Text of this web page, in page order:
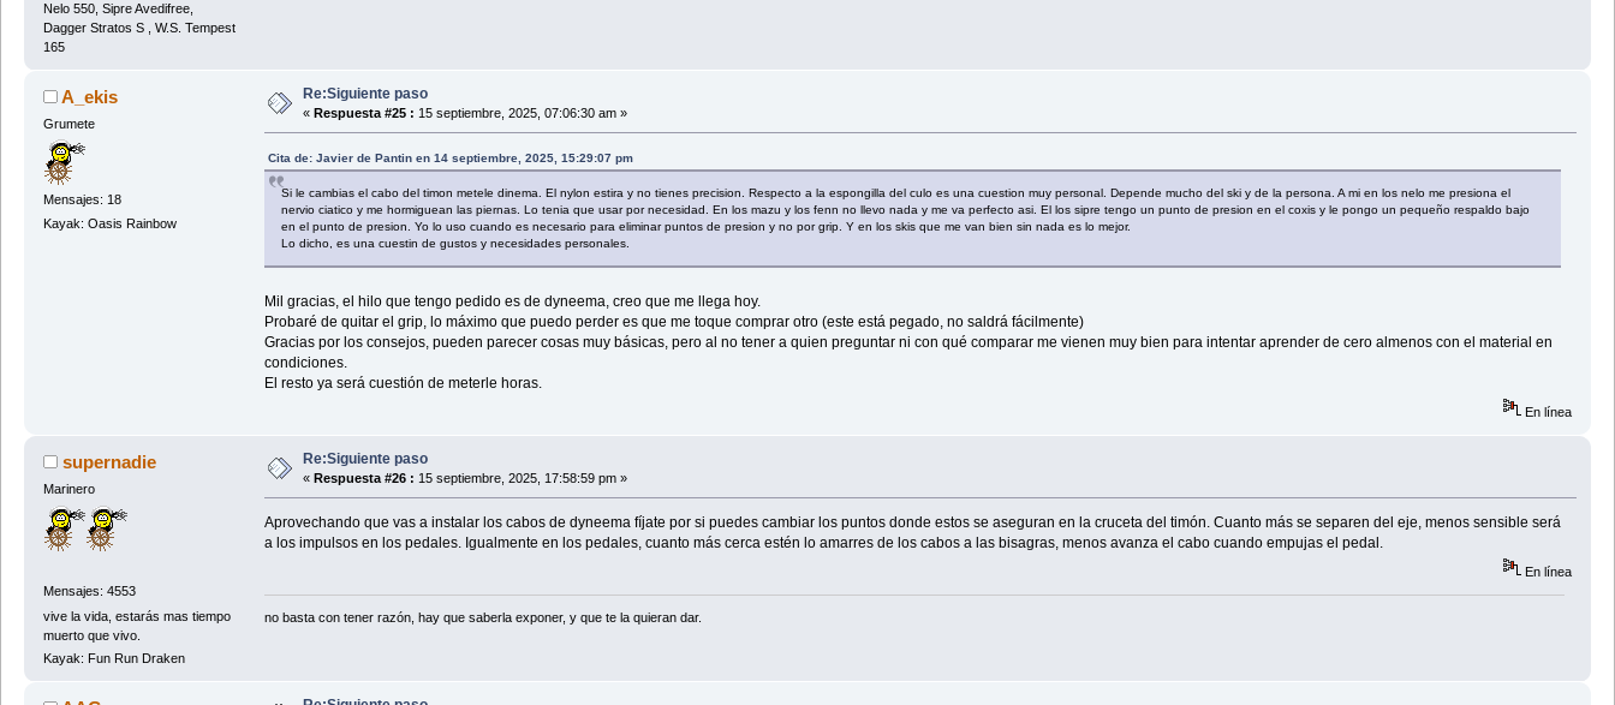
Nelo 550, Sipre Avedifree,
Dagger Stratos S , W.S. Tempest
165
A_ekis
Grumete
Mensajes: 18
Kayak: Oasis Rainbow
Re:Siguiente paso
« Respuesta #25 : 15 septiembre, 2025, 07:06:30 am »
Cita de: Javier de Pantin en 14 septiembre, 2025, 15:29:07 pm
Si le cambias el cabo del timon metele dinema. El nylon estira y no tienes precision. Respecto a la espongilla del culo es una cuestion muy personal. Depende mucho del ski y de la persona. A mi en los nelo me presiona el
nervio ciatico y me hormiguean las piernas. Lo tenia que usar por necesidad. En los mazu y los fenn no llevo nada y me va perfecto asi. El los sipre tengo un punto de presion en el coxis y le pongo un pequeño respaldo bajo
en el punto de presion. Yo lo uso cuando es necesario para eliminar puntos de presion y no por grip. Y en los skis que me van bien sin nada es lo mejor.
Lo dicho, es una cuestin de gustos y necesidades personales.
Mil gracias, el hilo que tengo pedido es de dyneema, creo que me llega hoy.
Probaré de quitar el grip, lo máximo que puedo perder es que me toque comprar otro (este está pegado, no saldrá fácilmente)
Gracias por los consejos, pueden parecer cosas muy básicas, pero al no tener a quien preguntar ni con qué comparar me vienen muy bien para intentar aprender de cero almenos con el material en
condiciones.
El resto ya será cuestión de meterle horas.
En línea
supernadie
Marinero
Mensajes: 4553
vive la vida, estarás mas tiempo
muerto que vivo.
Kayak: Fun Run Draken
Re:Siguiente paso
« Respuesta #26 : 15 septiembre, 2025, 17:58:59 pm »
Aprovechando que vas a instalar los cabos de dyneema fíjate por si puedes cambiar los puntos donde estos se aseguran en la cruceta del timón. Cuanto más se separen del eje, menos sensible será
a los impulsos en los pedales. Igualmente en los pedales, cuanto más cerca estén lo amarres de los cabos a las bisagras, menos avanza el cabo cuando empujas el pedal.
En línea
no basta con tener razón, hay que saberla exponer, y que te la quieran dar.